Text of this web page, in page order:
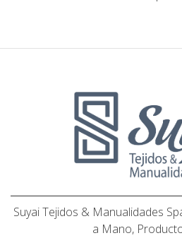
Suyai Tejidos & Manualidades
a Mano,